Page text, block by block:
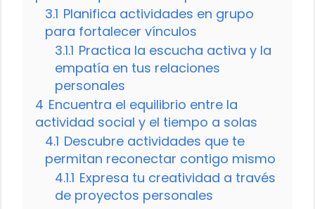
3.1 Planifica actividades en grupo
para fortalecer vínculos
3.1.1 Practica la escucha activa y la
empatía en tus relaciones
personales
4 Encuentra el equilibrio entre la
actividad social y el tiempo a solas
4.1 Descubre actividades que te
permitan reconectar contigo mismo
4.1.1 Expresa tu creatividad a través
de proyectos personales